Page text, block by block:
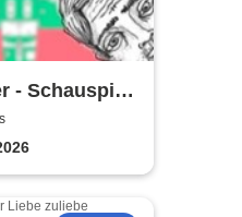
- Schauspiel